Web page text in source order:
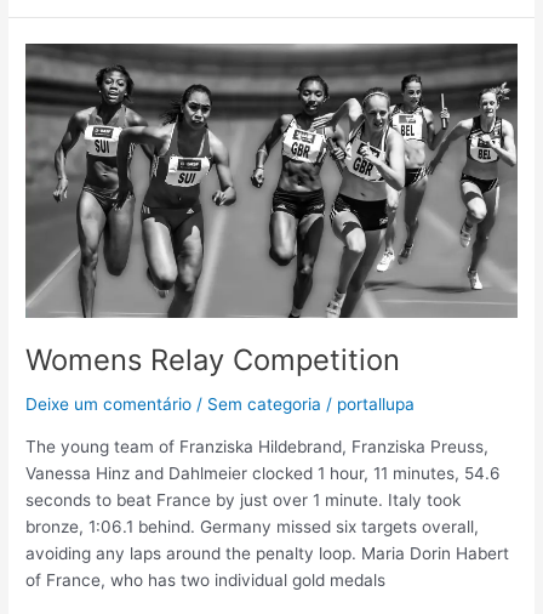
Womens Relay Competition
Deixe um comentário / Sem categoria / portallupa
The young team of Franziska Hildebrand, Franziska Preuss,
Vanessa Hinz and Dahlmeier clocked 1 hour, 11 minutes, 54.6
seconds to beat France by just over 1 minute. Italy took
bronze, 1:06.1 behind. Germany missed six targets overall,
avoiding any laps around the penalty loop. Maria Dorin Habert
of France, who has two individual gold medals
Womens
Relay
Competition